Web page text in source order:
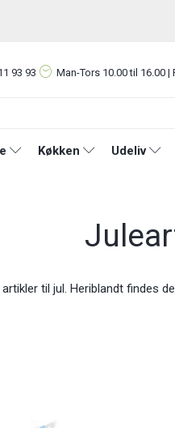
93 93 Man-Tors 10.00 til 16.00 |
Køkken Udeliv
til jul. Heriblandt findes